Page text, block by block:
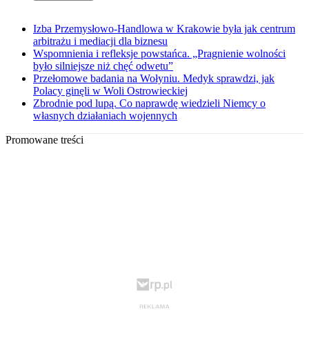
Izba Przemysłowo-Handlowa w Krakowie była jak centrum
arbitrażu i mediacji dla biznesu
Wspomnienia i refleksje powstańca. „Pragnienie wolności
było silniejsze niż chęć odwetu”
Przełomowe badania na Wołyniu. Medyk sprawdzi, jak
Polacy ginęli w Woli Ostrowieckiej
Zbrodnie pod lupą. Co naprawdę wiedzieli Niemcy o
własnych działaniach wojennych
Promowane treści